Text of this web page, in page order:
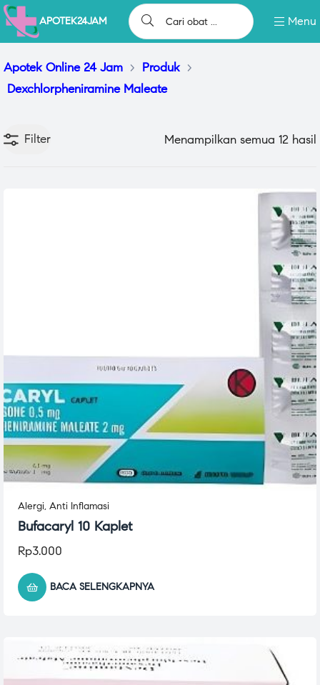
APOTEK24JAM Menu
Apotek Online 24 Jam > Produk >
Dexchlorpheniramine Maleate
Filter Menampilkan semua 12 hasil
Alergi, Anti Inflamasi
Bufacaryl 10 Kaplet
Rp3.000
BACA SELENGKAPNYA